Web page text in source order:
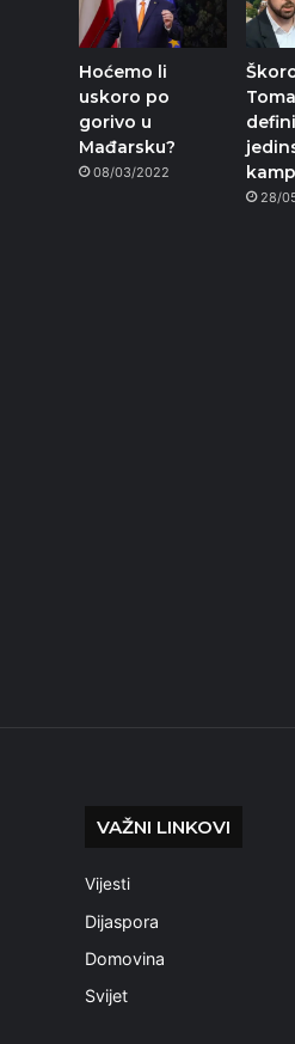
Hoćemo li
uskoro po
gorivo u
Mađarsku?
08/03/2022
28/
VAŽNI LINKOVI
Vijesti
Dijaspora
Domovina
Svijet